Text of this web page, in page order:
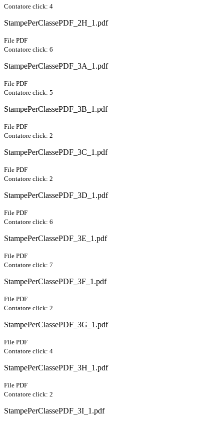
Contatore click: 4
StampePerClassePDF_2H_1.pdf
File PDF
Contatore click: 6
StampePerClassePDF_3A_1.pdf
File PDF
Contatore click: 5
StampePerClassePDF_3B_1.pdf
File PDF
Contatore click: 2
StampePerClassePDF_3C_1.pdf
File PDF
Contatore click: 2
StampePerClassePDF_3D_1.pdf
File PDF
Contatore click: 6
StampePerClassePDF_3E_1.pdf
File PDF
Contatore click: 7
StampePerClassePDF_3F_1.pdf
File PDF
Contatore click: 2
StampePerClassePDF_3G_1.pdf
File PDF
Contatore click: 4
StampePerClassePDF_3H_1.pdf
File PDF
Contatore click: 2
StampePerClassePDF_3I_1.pdf